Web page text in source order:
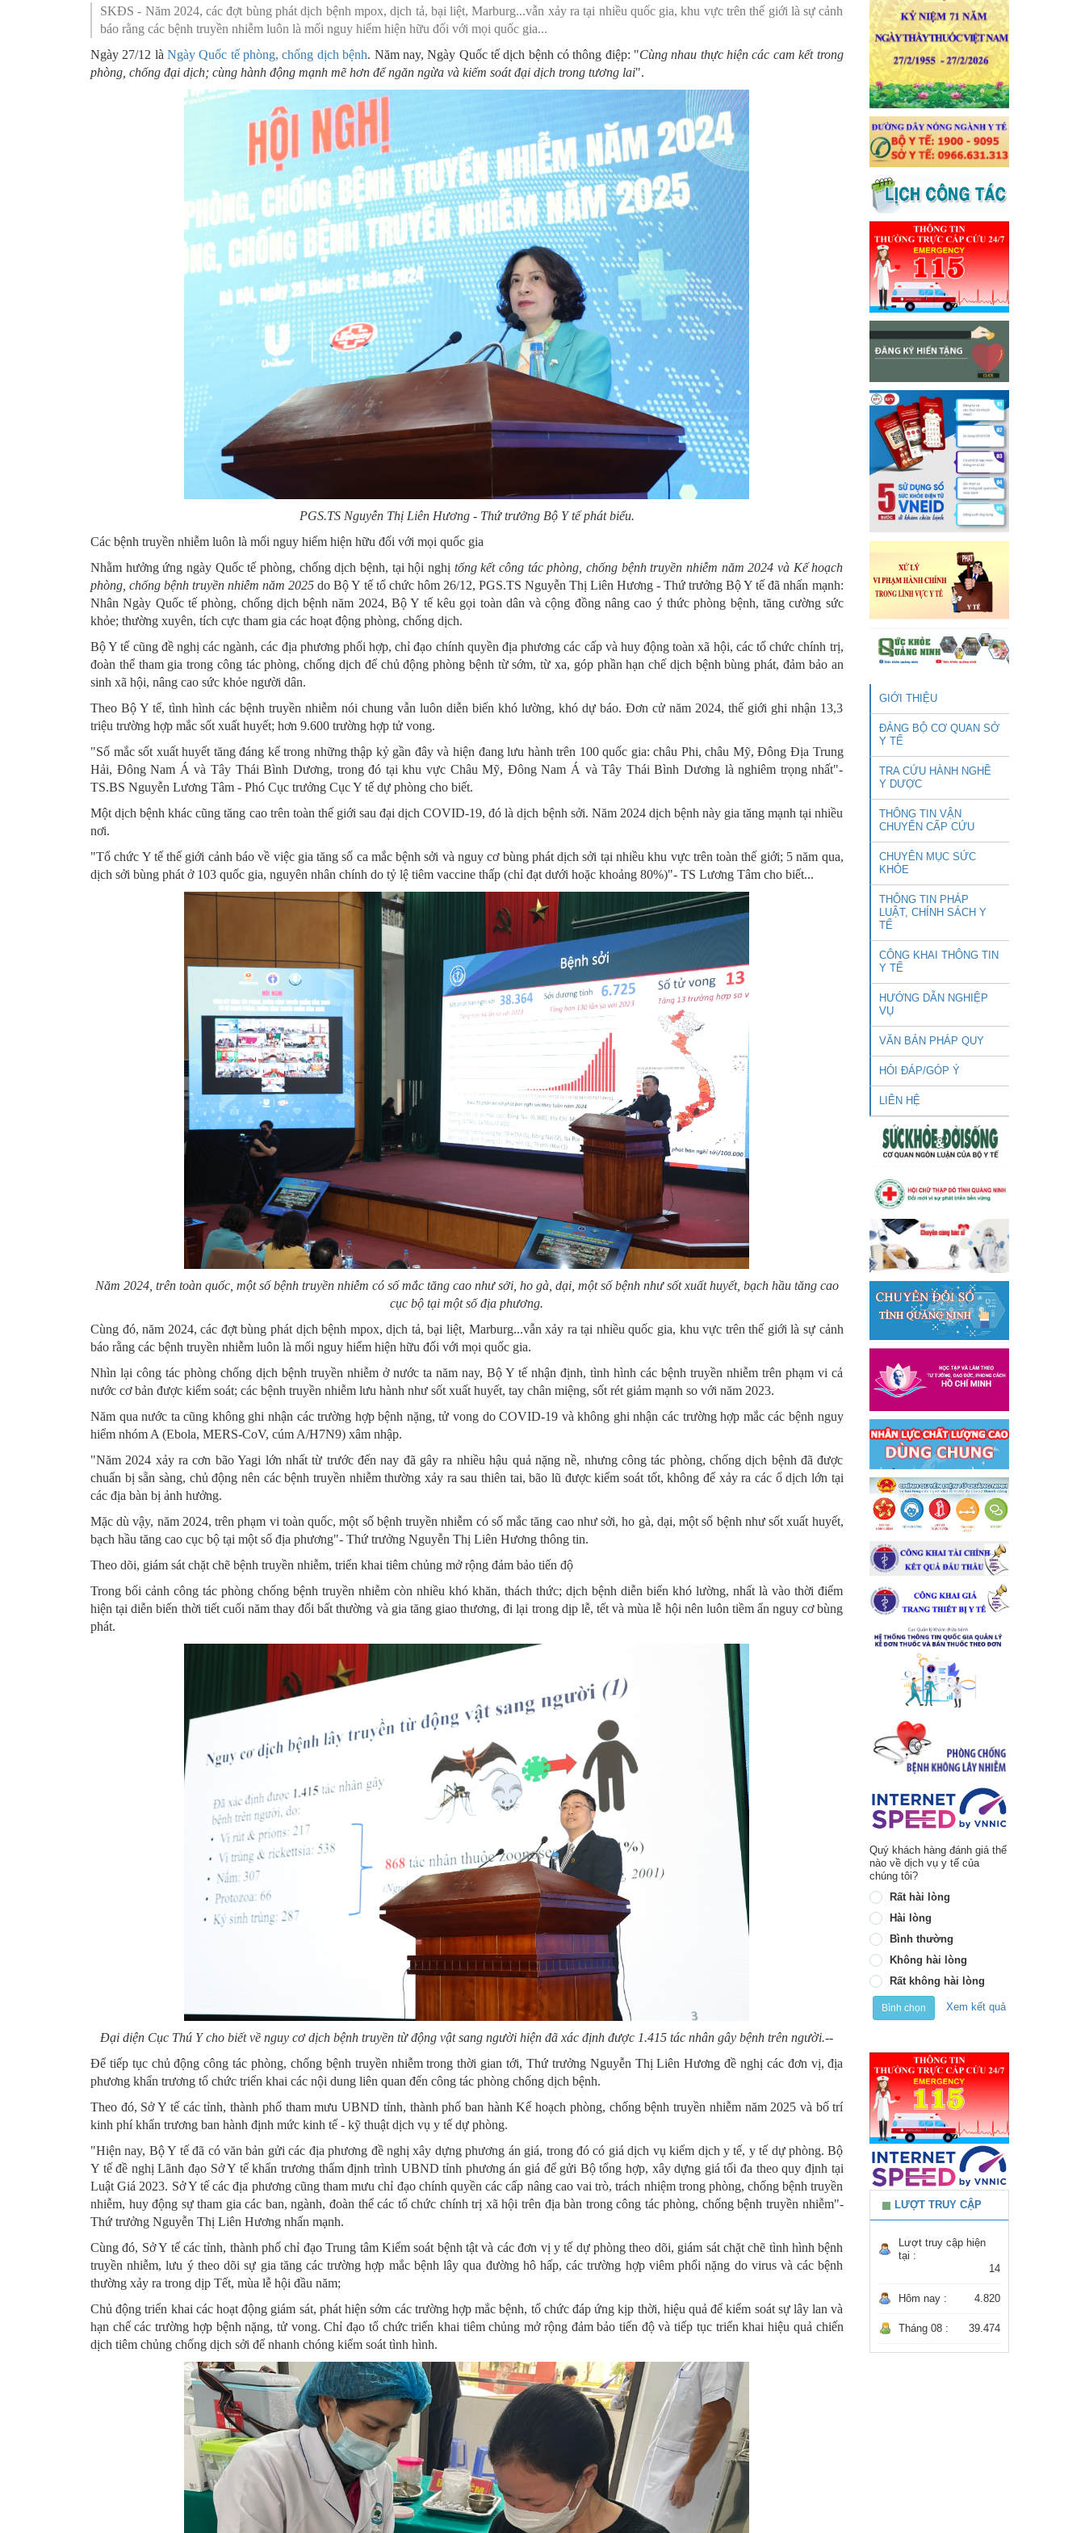
Nghiệp vụ Y
Nghiệp vụ Dược
Phòng Dân số và Phát triển
Phòng Bảo trợ xã hội và Trẻ em
Cơ quan, đơn vị trực thuộc
SƠ ĐỒ TỔ CHỨC BỘ MÁY
LỊCH SỬ Y TẾ QUẢNG NINH
Bảo hiểm Y tế
Phòng chống tệ nạn xã hội
Dược và Mỹ phẩm
Phòng bệnh
Tài chính kế toán
Trang thiết bị y tế
Tổ chức cán bộ
Giám định
Nghiên cứu KH & CNTT
Hiên mô, tạng
SKĐS - Năm 2024, các đợt bùng phát dịch bệnh mpox, dịch tả, bại liệt, Marburg...vẫn xảy ra tại nhiều quốc gia, khu vực trên thế giới là sự cảnh
báo rằng các bệnh truyền nhiễm luôn là mối nguy hiểm hiện hữu đối với mọi quốc gia...
Ngày 27/12 làNgày Quốc tế phòng, chống dịch bệnh. Năm nay, Ngày Quốc tế dịch bệnh có thông điệp: "Cùng nhau thực hiện các cam kết trong
phòng, chống đại dịch; cùng hành động mạnh mẽ hơn để ngăn ngừa và kiểm soát đại dịch trong tương lai".
PGS.TS Nguyễn Thị Liên Hương - Thứ trưởng Bộ Y tế phát biểu.
Các bệnh truyền nhiễm luôn là mối nguy hiểm hiện hữu đối với mọi quốc gia
Nhằm hưởng ứng ngày Quốc tế phòng, chống dịch bệnh, tại hội nghị tổng kết công tác phòng, chống bệnh truyền nhiễm năm 2024 và Kế hoạch
phòng, chống bệnh truyền nhiễm năm 2025do Bộ Y tế tổ chức hôm 26/12, PGS.TS Nguyễn Thị Liên Hương - Thứ trưởng Bộ Y tế đã nhấn mạnh:
Nhân Ngày Quốc tế phòng, chống dịch bệnh năm 2024, Bộ Y tế kêu gọi toàn dân và cộng đồng nâng cao ý thức phòng bệnh, tăng cường sức
khỏe; thường xuyên, tích cực tham gia các hoạt động phòng, chống dịch.
Bộ Y tế cũng đề nghị các ngành, các địa phương phối hợp, chỉ đạo chính quyền địa phương các cấp và huy động toàn xã hội, các tổ chức chính trị,
đoàn thể tham gia trong công tác phòng, chống dịch để chủ động phòng bệnh từ sớm, từ xa, góp phần hạn chế dịch bệnh bùng phát, đảm bảo an
sinh xã hội, nâng cao sức khỏe người dân.
Theo Bộ Y tế, tình hình các bệnh truyền nhiễm nói chung vẫn luôn diễn biến khó lường, khó dự báo. Đơn cử năm 2024, thế giới ghi nhận 13,3
triệu trường hợp mắc sốt xuất huyết; hơn 9.600 trường hợp tử vong.
"Số mắc sốt xuất huyết tăng đáng kể trong những thập kỷ gần đây và hiện đang lưu hành trên 100 quốc gia: châu Phi, châu Mỹ, Đông Địa Trung
Hải, Đông Nam Á và Tây Thái Bình Dương, trong đó tại khu vực Châu Mỹ, Đông Nam Á và Tây Thái Bình Dương là nghiêm trọng nhất"-
TS.BS Nguyễn Lương Tâm - Phó Cục trưởng Cục Y tế dự phòng cho biết.
Một dịch bệnh khác cũng tăng cao trên toàn thế giới sau đại dịch COVID-19, đó là dịch bệnh sởi. Năm 2024 dịch bệnh này gia tăng mạnh tại nhiều
nơi.
"Tổ chức Y tế thế giới cảnh báo về việc gia tăng số ca mắc bệnh sởi và nguy cơ bùng phát dịch sởi tại nhiều khu vực trên toàn thế giới; 5 năm qua,
dịch sởi bùng phát ở 103 quốc gia, nguyên nhân chính do tỷ lệ tiêm vaccine thấp (chỉ đạt dưới hoặc khoảng 80%)"- TS Lương Tâm cho biết...
Năm 2024, trên toàn quốc, một số bệnh truyền nhiễm có số mắc tăng cao như sởi, ho gà, dại, một số bệnh như sốt xuất huyết, bạch hầu tăng cao
cục bộ tại một số địa phương.
Cùng đó, năm 2024, các đợt bùng phát dịch bệnh mpox, dịch tả, bại liệt, Marburg...vẫn xảy ra tại nhiều quốc gia, khu vực trên thế giới là sự cảnh
báo rằng các bệnh truyền nhiễm luôn là mối nguy hiểm hiện hữu đối với mọi quốc gia.
Nhìn lại công tác phòng chống dịch bệnh truyền nhiễm ở nước ta năm nay, Bộ Y tế nhận định, tình hình các bệnh truyền nhiễm trên phạm vi cả
nước cơ bản được kiểm soát; các bệnh truyền nhiễm lưu hành như sốt xuất huyết, tay chân miệng, sốt rét giảm mạnh so với năm 2023.
Năm qua nước ta cũng không ghi nhận các trường hợp bệnh nặng, tử vong do COVID-19 và không ghi nhận các trường hợp mắc các bệnh nguy
hiểm nhóm A (Ebola, MERS-CoV, cúm A/H7N9) xâm nhập.
"Năm 2024 xảy ra cơn bão Yagi lớn nhất từ trước đến nay đã gây ra nhiều hậu quả nặng nề, nhưng công tác phòng, chống dịch bệnh đã được
chuẩn bị sẵn sàng, chủ động nên các bệnh truyền nhiễm thường xảy ra sau thiên tai, bão lũ được kiểm soát tốt, không để xảy ra các ổ dịch lớn tại
các địa bàn bị ảnh hưởng.
Mặc dù vậy, năm 2024, trên phạm vi toàn quốc, một số bệnh truyền nhiễm có số mắc tăng cao như sởi, ho gà, dại, một số bệnh như sốt xuất huyết,
bạch hầu tăng cao cục bộ tại một số địa phương"- Thứ trưởng Nguyễn Thị Liên Hương thông tin.
Theo dõi, giám sát chặt chẽ bệnh truyền nhiễm, triển khai tiêm chủng mở rộng đảm bảo tiến độ
Trong bối cảnh công tác phòng chống bệnh truyền nhiễm còn nhiều khó khăn, thách thức; dịch bệnh diễn biến khó lường, nhất là vào thời điểm
hiện tại diễn biến thời tiết cuối năm thay đổi bất thường và gia tăng giao thương, đi lại trong dịp lễ, tết và mùa lễ hội nên luôn tiềm ẩn nguy cơ bùng
phát.
Đại diện Cục Thú Y cho biết về nguy cơ dịch bệnh truyền từ động vật sang người hiện đã xác định được 1.415 tác nhân gây bệnh trên người.--
Để tiếp tục chủ động công tác phòng, chống bệnh truyền nhiễm trong thời gian tới, Thứ trưởng Nguyễn Thị Liên Hương đề nghị các đơn vị, địa
phương khẩn trương tổ chức triển khai các nội dung liên quan đến công tác phòng chống dịch bệnh.
Theo đó, Sở Y tế các tỉnh, thành phố tham mưu UBND tỉnh, thành phố ban hành Kế hoạch phòng, chống bệnh truyền nhiễm năm 2025 và bố trí
kinh phí khẩn trương ban hành định mức kinh tế - kỹ thuật dịch vụ y tế dự phòng.
"Hiện nay, Bộ Y tế đã có văn bản gửi các địa phương đề nghị xây dựng phương án giá, trong đó có giá dịch vụ kiểm dịch y tế, y tế dự phòng. Bộ
Y tế đề nghị Lãnh đạo Sở Y tế khẩn trương thẩm định trình UBND tỉnh phương án giá để gửi Bộ tổng hợp, xây dựng giá tối đa theo quy định tại
Luật Giá 2023. Sở Y tế các địa phương cũng tham mưu chỉ đạo chính quyền các cấp nâng cao vai trò, trách nhiệm trong phòng, chống bệnh truyền
nhiễm, huy động sự tham gia các ban, ngành, đoàn thể các tổ chức chính trị xã hội trên địa bàn trong công tác phòng, chống bệnh truyền nhiễm"-
Thứ trưởng Nguyễn Thị Liên Hương nhấn mạnh.
Cùng đó, Sở Y tế các tỉnh, thành phố chỉ đạo Trung tâm Kiểm soát bệnh tật và các đơn vị y tế dự phòng theo dõi, giám sát chặt chẽ tình hình bệnh
truyền nhiễm, lưu ý theo dõi sự gia tăng các trường hợp mắc bệnh lây qua đường hô hấp, các trường hợp viêm phổi nặng do virus và các bệnh
thường xảy ra trong dịp Tết, mùa lễ hội đầu năm;
Chủ động triển khai các hoạt động giám sát, phát hiện sớm các trường hợp mắc bệnh, tổ chức đáp ứng kịp thời, hiệu quả để kiểm soát sự lây lan và
hạn chế các trường hợp bệnh nặng, tử vong. Chỉ đạo tổ chức triển khai tiêm chủng mở rộng đảm bảo tiến độ và tiếp tục triển khai hiệu quả chiến
dịch tiêm chủng chống dịch sởi để nhanh chóng kiểm soát tình hình.
GIỚI THIỆU
ĐẢNG BỘ CƠ QUAN SỞ
Y TẾ
TRA CỨU HÀNH NGHỀ
Y DƯỢC
THÔNG TIN VẬN
CHUYỂN CẤP CỨU
CHUYÊN MỤC SỨC
KHỎE
THÔNG TIN PHÁP
LUẬT, CHÍNH SÁCH Y
TẾ
CÔNG KHAI THÔNG TIN
Y TẾ
HƯỚNG DẪN NGHIỆP
VỤ
VĂN BẢN PHÁP QUY
HỎI ĐÁP/GÓP Ý
LIÊN HỆ
Quý khách hàng đánh giá thế
nào về dịch vụ y tế của
chúng tôi?
Rất hài lòng
Hài lòng
Bình thường
Không hài lòng
Rất không hài lòng
Bình chọn Xem kết quả
LƯỢT TRUY CẬP
Lượt truy cập hiện
tại :
14
Hôm nay : 4.820
Tháng 08 : 39.474